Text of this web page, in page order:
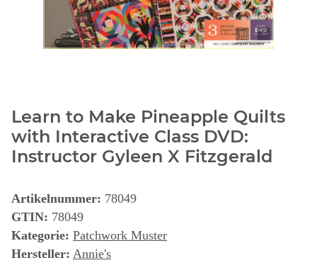
Learn to Make Pineapple Quilts
with Interactive Class DVD:
Instructor Gyleen X Fitzgerald
Artikelnummer: 78049
GTIN: 78049
Kategorie: Patchwork Muster
Hersteller: Annie's